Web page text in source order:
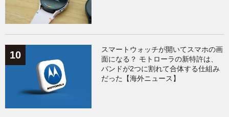
スマートウォッチが開いてスマホの画
面になる？ モトローラの新特許は、
バンドが2つに割れて合体する仕組み
だった【海外ニュース】